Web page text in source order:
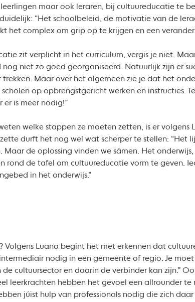
maar ook leraren, bij cultuureducatie te
“Het schoolbeleid, de motivatie van de
het complex om grip op te krijgen en een
zit verplicht in het curriculum, vergis je niet.
niet zo goed georganiseerd. Natuurlijk zijn er
Maar over het algemeen zie je dat het
op opbrengstgericht werken en instructies.
is meer nodig!”
welke stappen ze moeten zetten, is er
durft het nog wel wat scherper te stellen: “Het
Maar de oplossing vinden we sámen. Het
rond de tafel om cultuureducatie vorm te geven.
in het onderwijs.”
Volgens Luana begint het met erkennen dat
nodig in een gemeente of regio. Je
de cultuursector en daarin de verbinder kan zijn.”
leerkrachten hebben het gevoel een allrounder
júist hulp van professionals nodig die zich